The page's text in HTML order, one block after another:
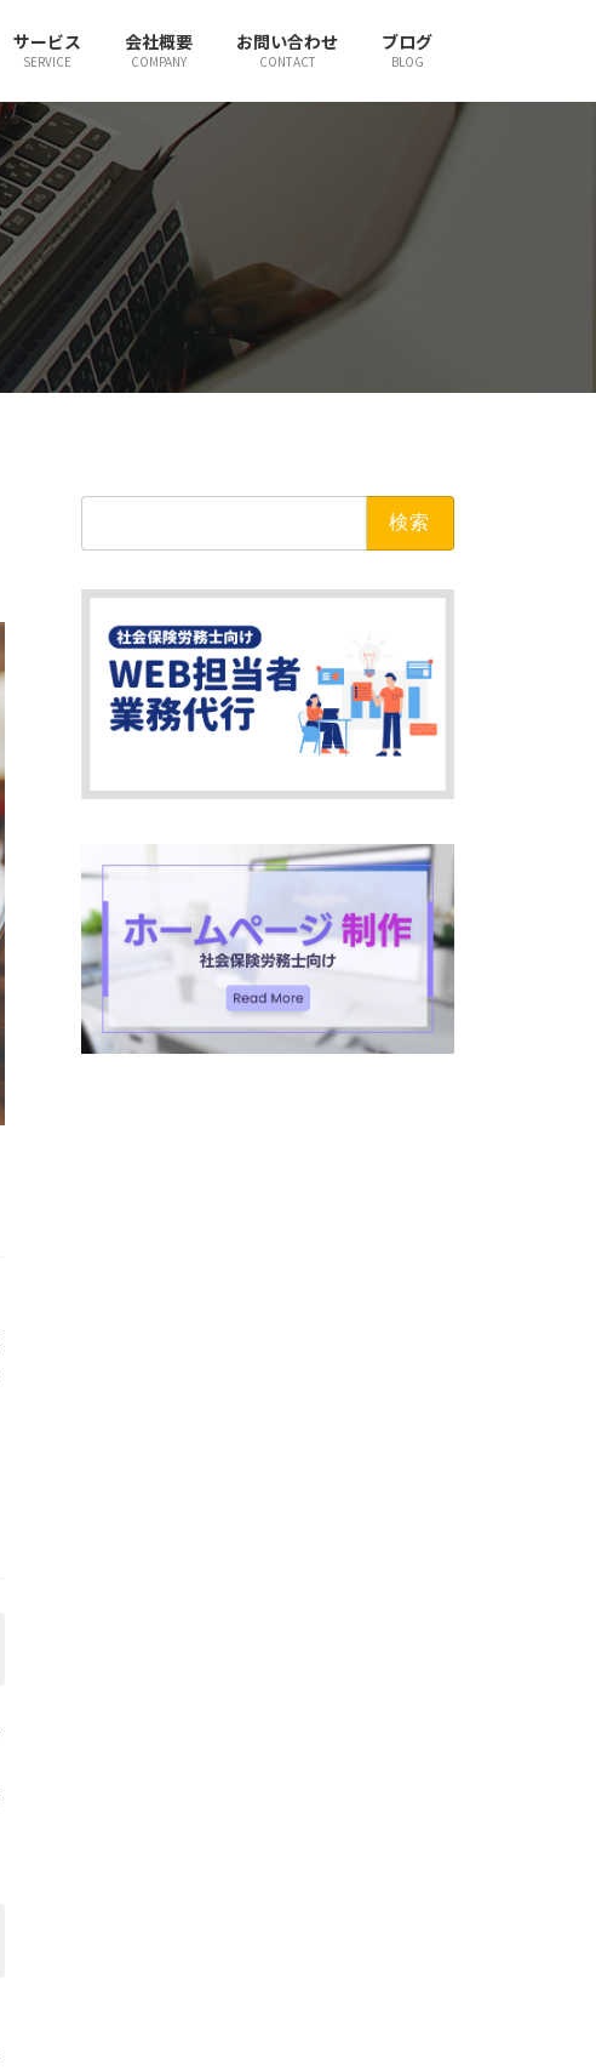
サービス
SERVICE
会社概要
COMPANY
お問い合わせ
CONTACT
ブログ
BLOG